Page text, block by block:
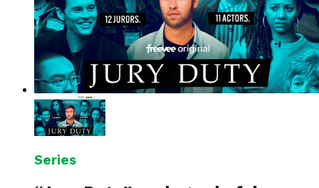
Series